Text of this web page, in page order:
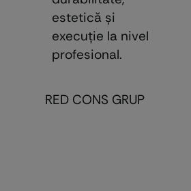
estetică şi
execuţie la nivel
profesional.
RED CONS GRUP